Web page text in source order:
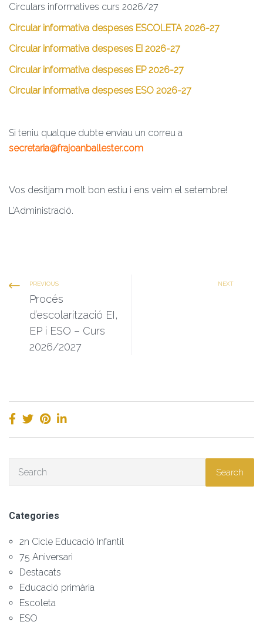
Circulars informatives curs 2026/27
Circular informativa despeses ESCOLETA 2026-27
Circular informativa despeses EI 2026-27
Circular informativa despeses EP 2026-27
Circular informativa despeses ESO 2026-27
Si teniu qualque dubte enviau un correu a
secretaria@frajoanballester.com
Vos desitjam molt bon estiu i ens veim el setembre!
L’Administració.
PREVIOUS
Procés
d’escolarització EI,
EP i ESO – Curs
2026/2027
NEXT
Search
Categories
2n Cicle Educació Infantil
75 Aniversari
Destacats
Educació primària
Escoleta
ESO